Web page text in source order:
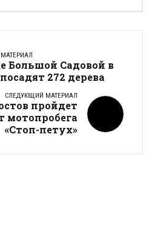
Большой Садовой в
272 дерева
СЛЕДУЮЩИЙ МАТЕРИАЛ
пройдет
мотопробега
«Стоп-петух»